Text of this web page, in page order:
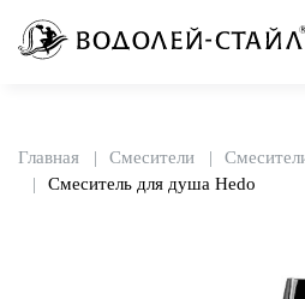
Главная Смесители
Смеситель для душа Hedo